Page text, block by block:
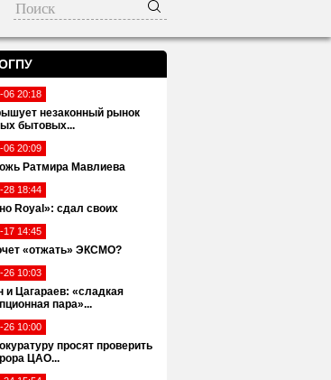
06 20:18
незаконный рынок
бытовых...
06 20:09
Ратмира Мавлиева
28 18:44
Royal»: сдал своих
17 14:45
«отжать» ЭКСМО?
26 10:03
и Цагараев: «сладкая
пара»...
26 10:00
просят проверить
ЦАО...